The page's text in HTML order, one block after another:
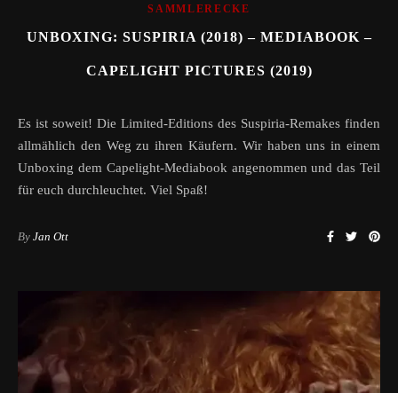
SAMMLERECKE
UNBOXING: SUSPIRIA (2018) – MEDIABOOK –
CAPELIGHT PICTURES (2019)
Es ist soweit! Die Limited-Editions des Suspiria-Remakes finden
allmählich den Weg zu ihren Käufern. Wir haben uns in einem
Unboxing dem Capelight-Mediabook angenommen und das Teil
für euch durchleuchtet. Viel Spaß!
By Jan Ott